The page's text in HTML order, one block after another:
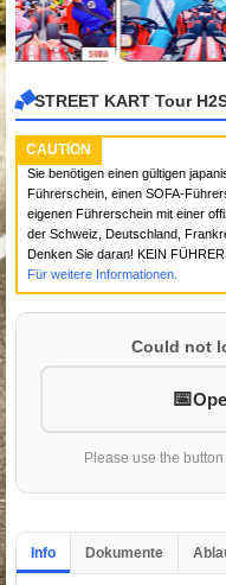
STREET KART Tour
CAUTION
Sie benötigen einen gültigen
Führerschein, einen SOFA-
eigenen Führerschein mit einer
der Schweiz, Deutschland,
Denken Sie daran! KEIN
Für weitere Informationen.
Could not
Please use the
Info Dokumente